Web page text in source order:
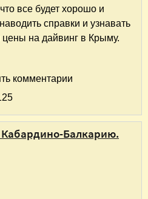
все будет хорошо и
справки и узнавать
на дайвинг в Крыму.
в Крым и Кабардино-
комментарии
Балкарию.